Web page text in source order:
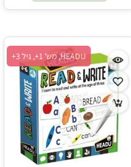
HEADU, מש' 1+, גיל 3+